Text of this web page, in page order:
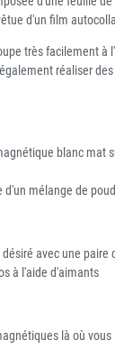
d'un film
très facilement
réaliser
blanc
d'un mélange de
avec une paire
à l'aide d'aimants
là où